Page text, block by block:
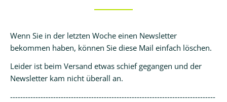
Förderverein
Termine
Kalender
Wenn Sie in der letzten Woche einen Newsletter
bekommen haben, können Sie diese Mail einfach löschen.
Leider ist beim Versand etwas schief gegangen und der
Newsletter kam nicht überall an.
---------------------------------------------------------------------------------